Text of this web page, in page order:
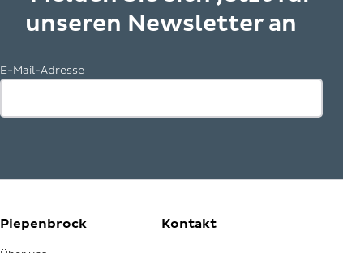
unseren Newsletter an
E-Mail-Adresse
Piepenbrock Kontakt